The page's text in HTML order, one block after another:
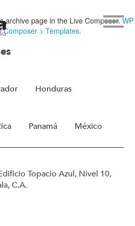
archive page in the Live Composer.WP
Composer > Templates.
Honduras
Panamá México
Topacio Azul, Nivel 10,
C.A.